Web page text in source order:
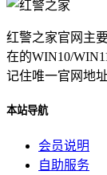
红警之家官网主
在的WIN10/
记住唯一官网地
本站导航
会员说明
自助服务